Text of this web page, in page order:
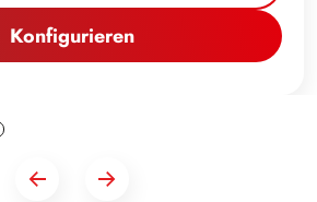
Konfigurieren